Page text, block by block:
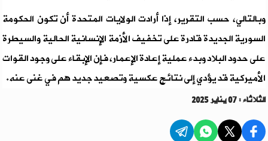
وبالتالي، حسب التقرير، إذا أرادت الولايات المتحدة أن تكون الحكومة
السورية الجديدة قادرة على تخفيف الأزمة الإنسانية الحالية والسيطرة
على حدود البلاد وبدء عملية إعادة الإعمار، فإن الإبقاء على وجود القوات
الأميركية قد يؤدي إلى نتائج عكسية وتصعيد جديد هم في غنى عنه.
الثلاثاء : 07 يناير 2025